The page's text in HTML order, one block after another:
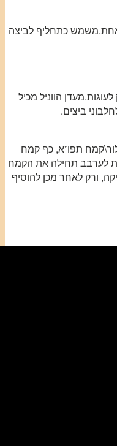
אחת.משמש כתחליף לביצה
הווניל מכיל
ביצים.
2 כפות קורנפלור\קמח תפו”א, כף קמח
גרם מהתערובת לערבב תחילה את הקמח
ורק לאחר מכן להוסיף